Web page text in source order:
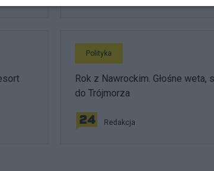
Polityka
Rok z Nawrockim. Głośne
do Trójmorza
Redakcja